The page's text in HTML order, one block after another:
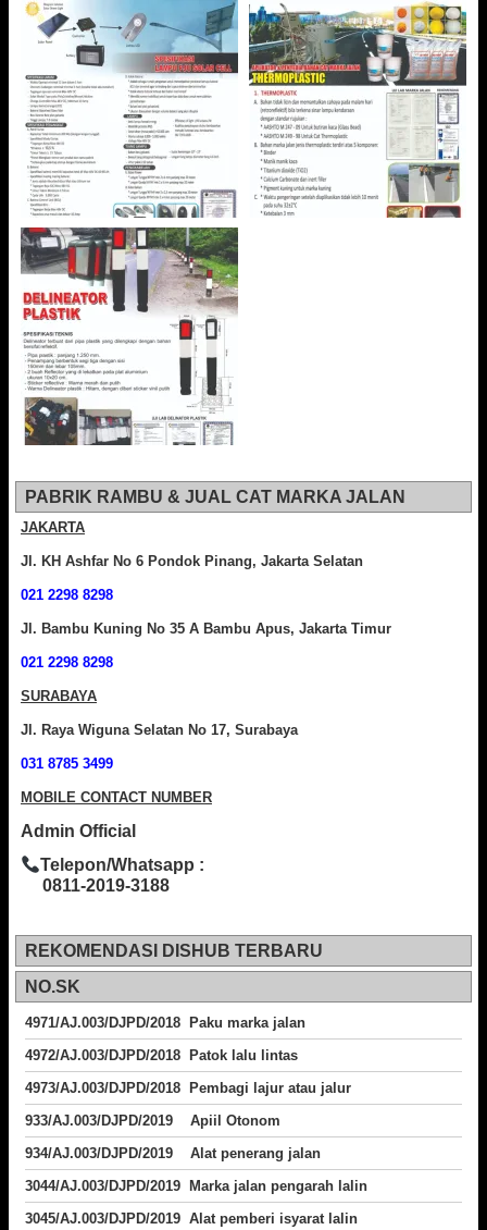
PABRIK RAMBU & JUAL CAT MARKA JALAN
JAKARTA
Jl. KH Ashfar No 6 Pondok Pinang, Jakarta Selatan
021 2298 8298
Jl. Bambu Kuning No 35 A Bambu Apus, Jakarta Timur
021 2298 8298
SURABAYA
Jl. Raya Wiguna Selatan No 17, Surabaya
031 8785 3499
MOBILE CONTACT NUMBER
Admin Official
Telepon/Whatsapp :
0811-2019-3188
REKOMENDASI DISHUB TERBARU
NO.SK
4971/AJ.003/DJPD/2018 Paku marka jalan
4972/AJ.003/DJPD/2018 Patok lalu lintas
4973/AJ.003/DJPD/2018
Pembagi lajur atau jalur
933/AJ.003/DJPD/2019 Apiil Otonom
934/AJ.003/DJPD/2019 Alat penerang jalan
3044/AJ.003/DJPD/2019 Marka jalan pengarah lalin
3045/AJ.003/DJPD/2019 Alat pemberi isyarat lalin